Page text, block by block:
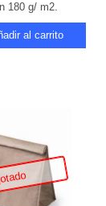
180 g/ m2.
al carrito